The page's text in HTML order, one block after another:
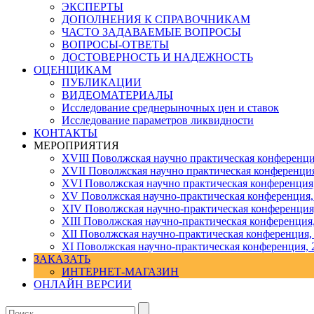
ЭКСПЕРТЫ
ДОПОЛНЕНИЯ К СПРАВОЧНИКАМ
ЧАСТО ЗАДАВАЕМЫЕ ВОПРОСЫ
ВОПРОСЫ-ОТВЕТЫ
ДОСТОВЕРНОСТЬ И НАДЕЖНОСТЬ
ОЦЕНЩИКАМ
ПУБЛИКАЦИИ
ВИДЕОМАТЕРИАЛЫ
Исследование среднерыночных цен и ставок
Исследование параметров ликвидности
КОНТАКТЫ
МЕРОПРИЯТИЯ
XVIII Поволжская научно практическая
XVII Поволжская научно практическая
XVI Поволжская научно практическая
ХV Поволжская научно-практическая
ХIV Поволжская научно-практическая
ХIII Поволжская научно-практическая
ХII Поволжская научно-практическая конференция,
XI Поволжская научно-практическая конференция,
ЗАКАЗАТЬ
ИНТЕРНЕТ-МАГАЗИН
ОНЛАЙН ВЕРСИИ